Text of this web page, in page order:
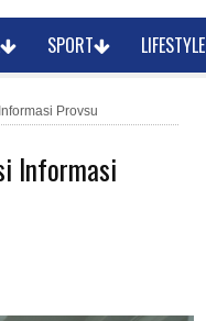
SPORT LIFESTYLE
Provsu
Informasi